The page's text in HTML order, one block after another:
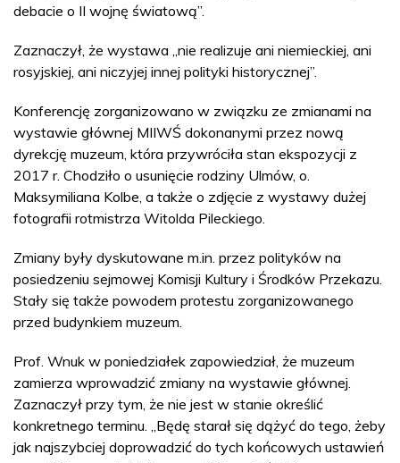
debacie o II wojnę światową”.
Zaznaczył, że wystawa „nie realizuje ani niemieckiej, ani
rosyjskiej, ani niczyjej innej polityki historycznej”.
Konferencję zorganizowano w związku ze zmianami na
wystawie głównej MIIWŚ dokonanymi przez nową
dyrekcję muzeum, która przywróciła stan ekspozycji z
2017 r. Chodziło o usunięcie rodziny Ulmów, o.
Maksymiliana Kolbe, a także o zdjęcie z wystawy dużej
fotografii rotmistrza Witolda Pileckiego.
Zmiany były dyskutowane m.in. przez polityków na
posiedzeniu sejmowej Komisji Kultury i Środków Przekazu.
Stały się także powodem protestu zorganizowanego
przed budynkiem muzeum.
Prof. Wnuk w poniedziałek zapowiedział, że muzeum
zamierza wprowadzić zmiany na wystawie głównej.
Zaznaczył przy tym, że nie jest w stanie określić
konkretnego terminu. „Będę starał się dążyć do tego, żeby
jak najszybciej doprowadzić do tych końcowych ustawień